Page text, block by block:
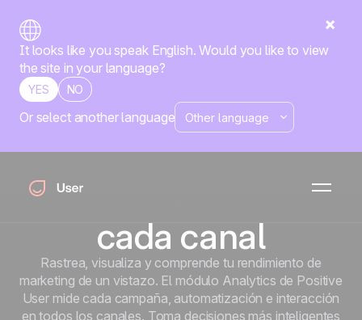
It looks like you speak English. Would you like to view
the site in your language?
YES NO
Or select another language
Inicio Todas las funcionalidades Analytics
Rastrea cada
campaña, optimiza
cada canal
Rastrea, visualiza y comprende tu rendimiento de
marketing de un vistazo. El módulo Analytics de Positive
User mide cada campaña, automatización e interacción
en todos los canales. Toma decisiones más inteligentes